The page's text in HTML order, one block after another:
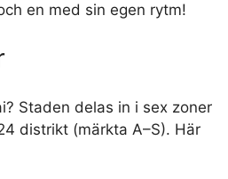
österut till ett äventyr—
Väv
stad—det är en metropol.
sträcker sig över 4